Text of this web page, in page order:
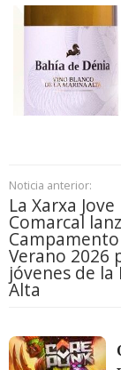
Noticia anterior:
La Xarxa Jove
Comarcal
Verano 2026
jóvenes de la
Alta